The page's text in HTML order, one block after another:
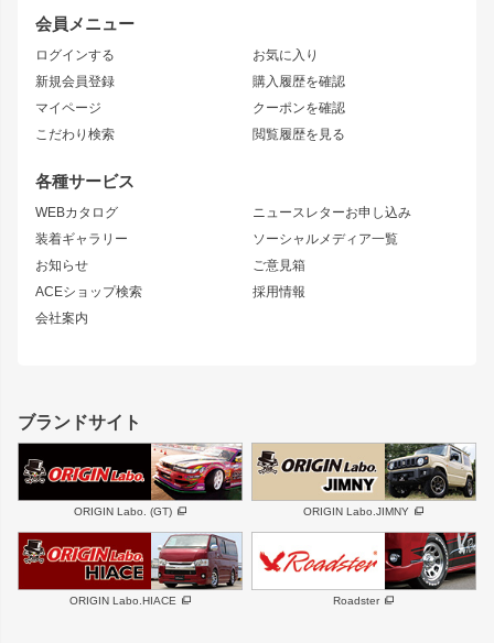
会員メニュー
ログインする
新規会員登録
マイページ
こだわり検索
お気に入り
購入履歴を確認
クーポンを確認
閲覧履歴を見る
各種サービス
WEBカタログ
装着ギャラリー
お知らせ
ACEショップ検索
会社案内
ニュースレターお申し込み
ソーシャルメディア一覧
ご意見箱
採用情報
トレノ
マークX
ニッサン
S15 シルビア
S14 シルビア 後期
S13 シルビア
180SX
シルエイティ
ワンビア
ローレル
セフィーロ
キャラバン
スズキ
GS350
SC
スバル 三菱
デリカ D:5
軽自動車 汎用
リアウイング
ジムニーパーツ
ホイール
MUD-S7
MUD-SR7
まつど家 鉄漢
ボンネット
フェンダー
サイドパーツ
リアゲート
メンテナンスパーツ
ハイエースパーツ
ホイール
DAYTONA-RS
DAYTONA-RS NEO
エアロシリーズ
ブランドサイト
ORIGIN Labo. (GT) ORIGIN Labo.JIMNY
ORIGIN Labo.HIACE Roadster